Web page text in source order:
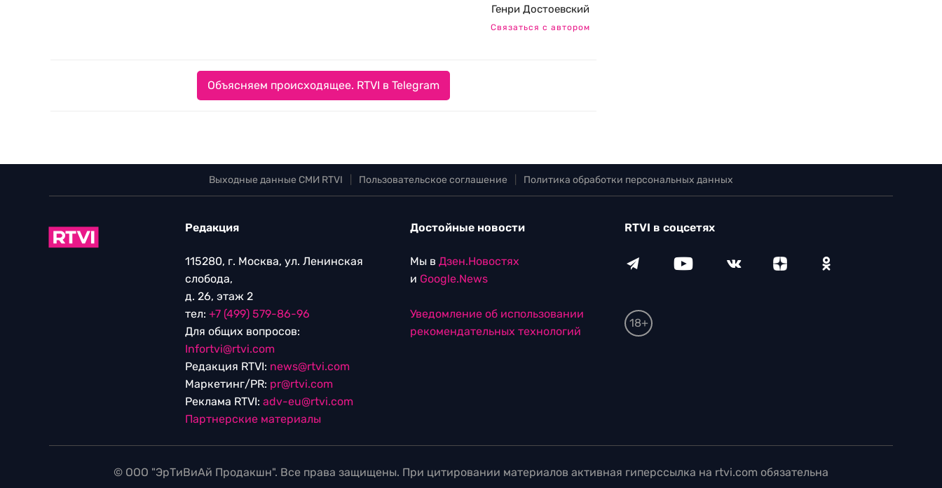
Генри Достоевский
Связаться с автором
Объясняем происходящее. RTVI в Telegram
Выходные данные СМИ RTVI Пользовательское соглашение Политика обработки персональных данных
Редакция
115280, г. Москва, ул. Ленинская
слобода,
д. 26, этаж 2
тел: +7 (499) 579-86-96
Для общих вопросов:
Infortvi@rtvi.com
Редакция RTVI: news@rtvi.com
Маркетинг/PR: pr@rtvi.com
Реклама RTVI: adv-eu@rtvi.com
Партнерские материалы
Достойные новости
Мы в Дзен.Новостях
и Google.News
Уведомление об использовании
рекомендательных технологий
RTVI в соцсетях
18+
© ООО "ЭрТиВиАй Продакшн". Все права защищены. При цитировании материалов активная гиперссылка на rtvi.com обязательна